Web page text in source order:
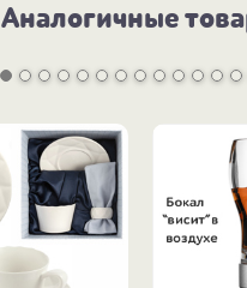
Аналогичные